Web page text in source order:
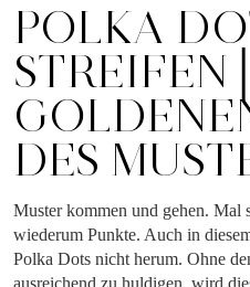
POLKA
DES
Muster kommen und gehen. Mal
wiederum Punkte. Auch in
Polka Dots nicht herum. Ohne